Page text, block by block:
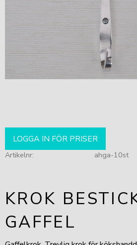
LOGGA IN FÖR PRISER
Artikelnr ahga-10st
KROK
GAFFEL